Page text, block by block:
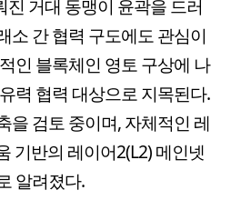
거대 동맹이 윤곽을 드러
소 간 협력 구도에도 관심이
인 블록체인 영토 구상에 나
력 협력 대상으로 지목된다.
을 검토 중이며, 자체적인 레
기반의 레이어2(L2) 메인넷
알려졌다.